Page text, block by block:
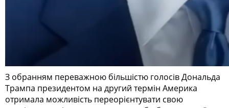
З обранням переважною більшістю голосів Дональда
Трампа президентом на другий термін Америка
отримала можливість переорієнтувати свою